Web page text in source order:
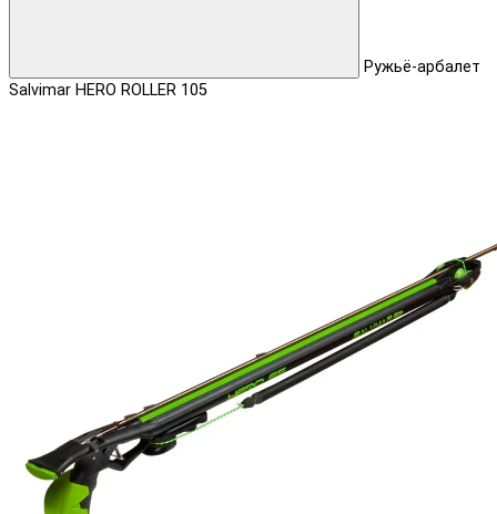
Ружьё-арбалет
Salvimar HERO ROLLER 105